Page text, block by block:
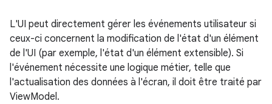
L'UI peut directement gérer les événements utilisateur si
ceux-ci concernent la modification de l'état d'un élément
de l'UI (par exemple, l'état d'un élément extensible). Si
l'événement nécessite une logique métier, telle que
l'actualisation des données à l'écran, il doit être traité par
ViewModel.